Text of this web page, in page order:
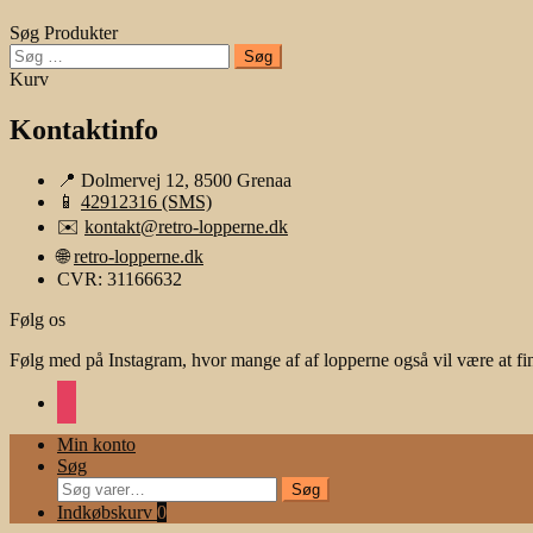
Søg Produkter
Søg
efter:
Kurv
Kontaktinfo
📍 Dolmervej 12, 8500 Grenaa
📱 42912316 (SMS)
✉️ kontakt@retro-lopperne.dk
🌐retro-lopperne.dk
CVR: 31166632
Følg os
Følg med på Instagram, hvor mange af af lopperne også vil være at
Min konto
Søg
Søg
efter:
Søg
Indkøbskurv 0